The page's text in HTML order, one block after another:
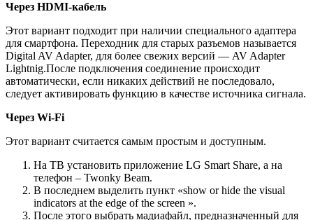
Через HDMI-кабель
Этот вариант подходит при наличии специального адаптера
для смартфона. Переходник для старых разъемов называется
Digital AV Adapter, для более свежих версий — AV Adapter
Lightnig.После подключения соединение происходит
автоматически, если никаких действий не последовало,
следует активировать функцию в качестве источника сигнала.
Через Wi-Fi
Этот вариант считается самым простым и доступным.
На ТВ установить приложение LG Smart Share, а на
телефон – Twonky Beam.
В последнем выделить пункт «show or hide the visual
indicators at the edge of the screen ».
После этого выбрать мадиафайл, предназначенный для